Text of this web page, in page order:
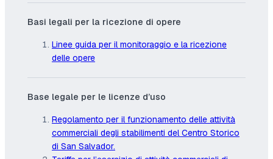
Basi legali per la ricezione di opere
Linee guida per il monitoraggio e la ricezione
delle opere
Base legale per le licenze d’uso
Regolamento per il funzionamento delle attività
commerciali degli stabilimenti del Centro Storico
di San Salvador.